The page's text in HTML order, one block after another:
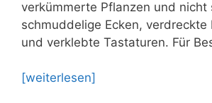
verkümmerte Pflanzen und nicht
schmuddelige Ecken, verdreckte
und verklebte Tastaturen. Für
[weiterlesen]